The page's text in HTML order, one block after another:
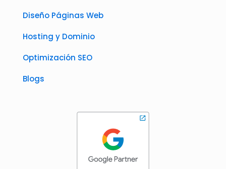
Diseño Páginas Web
Hosting y Dominio
Optimización SEO
Blogs